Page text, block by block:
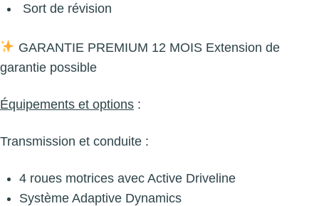
Sort de révision
GARANTIE PREMIUM 12 MOIS Extension de
garantie possible
Équipements et options :
Transmission et conduite :
4 roues motrices avec Active Driveline
Système Adaptive Dynamics